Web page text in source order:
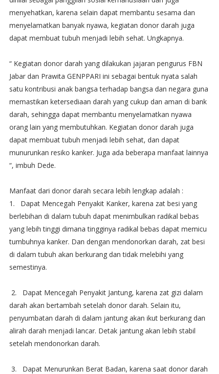
menyehatkan, karena selain dapat membantu sesama dan
menyelamatkan banyak nyawa, kegiatan donor darah juga
dapat membuat tubuh menjadi lebih sehat. Ungkapnya.
“ Kegiatan donor darah yang dilakukan jajaran pengurus FBN
Jabar dan Prawita GENPPARI ini sebagai bentuk nyata salah
satu kontribusi anak bangsa terhadap bangsa dan negara guna
memastikan ketersediaan darah yang cukup dan aman di bank
darah, sehingga dapat membantu menyelamatkan nyawa
orang lain yang membutuhkan. Kegiatan donor darah juga
dapat membuat tubuh menjadi lebih sehat, dan dapat
munurunkan resiko kanker. Juga ada beberapa manfaat lainnya
“, imbuh Dede.
Manfaat dari donor darah secara lebih lengkap adalah :
1. Dapat Mencegah Penyakit Kanker, karena zat besi yang
berlebihan di dalam tubuh dapat menimbulkan radikal bebas
yang lebih tinggi dimana tingginya radikal bebas dapat memicu
tumbuhnya kanker. Dan dengan mendonorkan darah, zat besi
di dalam tubuh akan berkurang dan tidak melebihi yang
semestinya.
2. Dapat Mencegah Penyakit Jantung, karena zat gizi dalam
darah akan bertambah setelah donor darah. Selain itu,
penyumbatan darah di dalam jantung akan ikut berkurang dan
alirah darah menjadi lancar. Detak jantung akan lebih stabil
setelah mendonorkan darah.
3. Dapat Menurunkan Berat Badan, karena saat donor darah